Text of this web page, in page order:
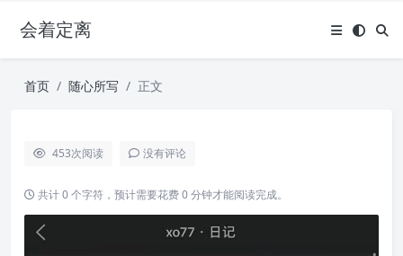
会着定离
首页 随心所写 正文
453次阅读 没有评论
共计 0 个字符，预计需要花费 0 分钟才能阅读完成。